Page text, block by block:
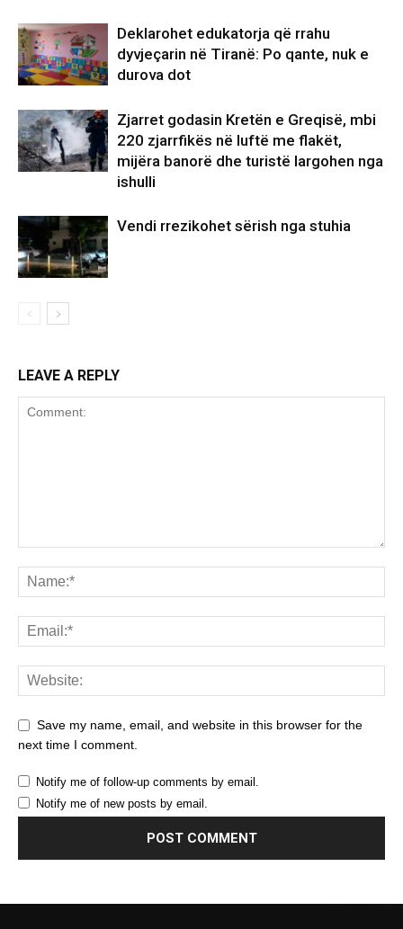
Deklarohet edukatorja që rrahu
dyvjeçarin në Tiranë: Po qante, nuk e
durova dot
Zjarret godasin Kretën e Greqisë, mbi
220 zjarrfikës në luftë me flakët,
mijëra banorë dhe turistë largohen nga
ishulli
Vendi rrezikohet sërish nga stuhia
LEAVE A REPLY
Save my name, email, and website in this browser for the
next time I comment.
Notify me of follow-up comments by email.
Notify me of new posts by email.